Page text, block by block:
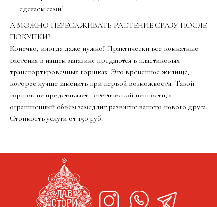
сделаем сами!
А МОЖНО ПЕРЕСАЖИВАТЬ РАСТЕНИЕ СРАЗУ ПОСЛЕ
ПОКУПКИ?
Конечно, иногда даже нужно! Практически все комнатные
растения в нашем магазине продаются в пластиковых
транспортировочных горшках. Это временное жилище,
которое лучше заменить при первой возможности. Такой
горшок не представляет эстетической ценности, а
ограниченный объём замедлит развитие вашего нового друга.
Стоимость услуги от 150 руб.